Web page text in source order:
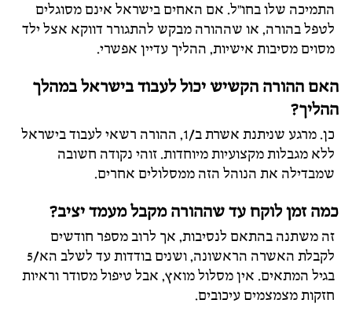
התמיכה שלו בחו"ל. אם האחים בישראל אינם מסוגלים
לטפל בהורה, או שההורה מבקש להתגורר דווקא אצל ילד
מסוים מסיבות אישיות, ההליך עדיין אפשרי.
האם ההורה הקשיש יכול לעבוד בישראל במהלך
ההליך?
כן. מרגע שניתנת אשרת ב/1, ההורה רשאי לעבוד בישראל
ללא מגבלות מקצועיות מיוחדות. זוהי נקודה חשובה
שמבדילה את הנוהל הזה ממסלולים אחרים.
כמה זמן לוקח עד שההורה מקבל מעמד יציב?
זה משתנה בהתאם לנסיבות, אך לרוב מספר חודשים
לקבלת האשרה הראשונה, ושנים בודדות עד לשלב הא/5
בגיל המתאים. אין מסלול מואץ, אבל טיפול מסודר וראיות
חזקות מצמצמים עיכובים.